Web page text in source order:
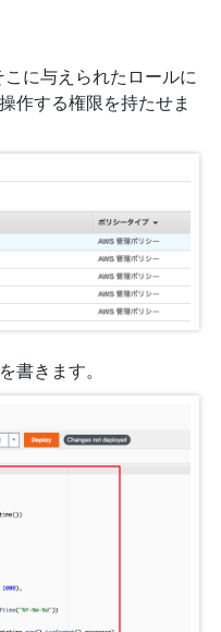
に与えられたロールに
する権限を持たせま
書きます。